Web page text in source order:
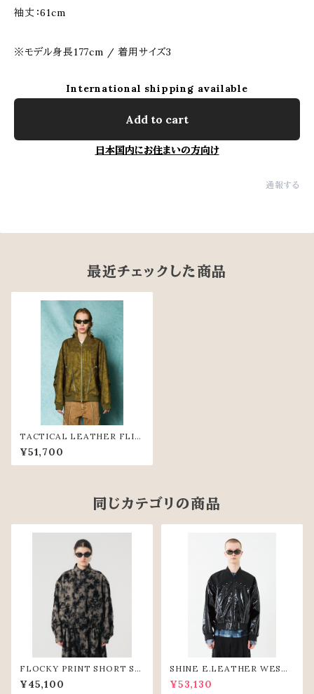
袖丈：61cm
※モデル身長177cm / 着用サイズ3
International shipping available
Add to cart
日本国内にお住まいの方向け
通報する
最近チェックした商品
TACTICAL LEATHER FLIG
HT JACKET (YLW)
¥51,700
同じカテゴリの商品
FLOCKY PRINT SHORT SH
IRTS (GRY)
¥45,100
SHINE E.LEATHER WEST
ERN JACKET（BLK）
¥53,130